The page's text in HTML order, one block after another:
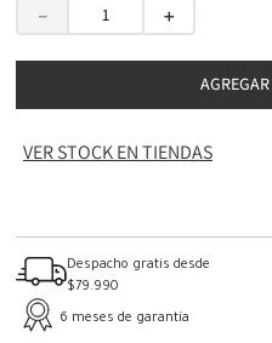
＋
－
VER STOCK EN TIENDAS
Despacho gratis desde
$79.990
6 meses de garantía